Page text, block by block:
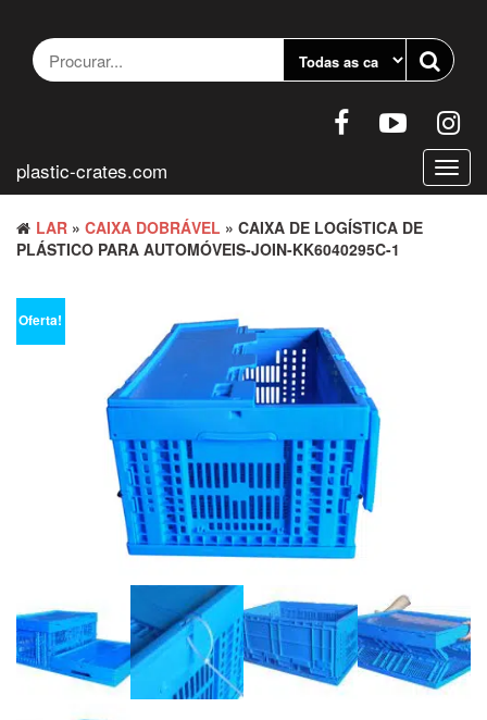
conteúdo
plastic-crates.com
LAR » CAIXA DOBRÁVEL » CAIXA DE LOGÍSTICA DE
PLÁSTICO PARA AUTOMÓVEIS-JOIN-KK6040295C-1
Oferta!